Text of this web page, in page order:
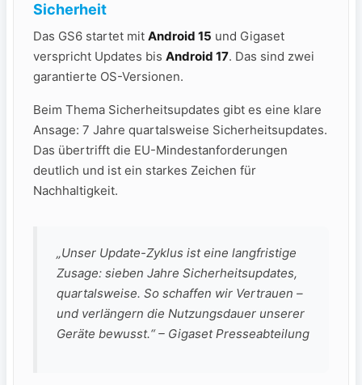
Sicherheit
Das GS6 startet mit Android 15 und Gigaset
verspricht Updates bis Android 17. Das sind zwei
garantierte OS-Versionen.
Beim Thema Sicherheitsupdates gibt es eine klare
Ansage: 7 Jahre quartalsweise Sicherheitsupdates.
Das übertrifft die EU-Mindestanforderungen
deutlich und ist ein starkes Zeichen für
Nachhaltigkeit.
„Unser Update-Zyklus ist eine langfristige
Zusage: sieben Jahre Sicherheitsupdates,
quartalsweise. So schaffen wir Vertrauen –
und verlängern die Nutzungsdauer unserer
Geräte bewusst.“ – Gigaset Presseabteilung